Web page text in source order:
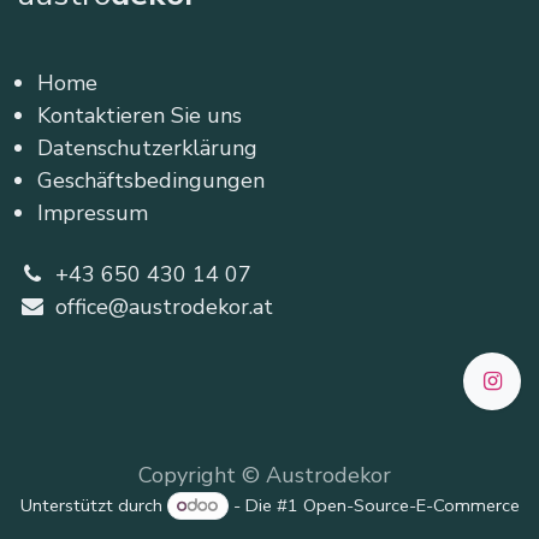
Home
Kontaktieren Sie uns
Datenschutzerklärung
Geschäftsbedingungen
Impressum
+43 650 430 14 07
office@austrodekor.at
Copyright © Austrodekor
Unterstützt durch - Die #1 Open-Source-E-Commerce